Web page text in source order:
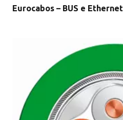
Eurocabos – BUS e Ethernet